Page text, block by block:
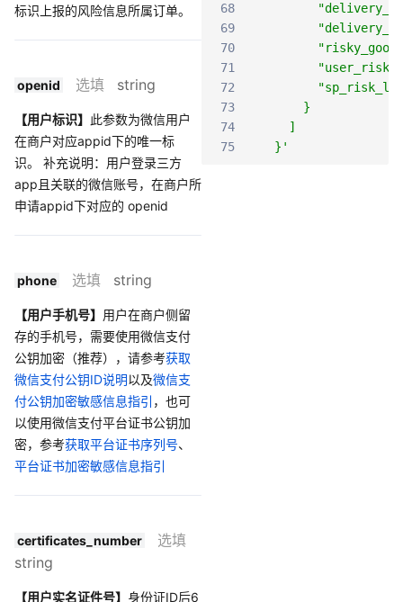
标识上报的风险信息所属订单。
openid 选填 string
【用户标识】 此参数为微信用户
在商户对应appid下的唯一标
识。 补充说明：用户登录三方
app且关联的微信账号，在商户所
申请appid下对应的 openid
phone 选填 string
【用户手机号】 用户在商户侧留
存的手机号，需要使用微信支付
公钥加密（推荐），请参考获取
微信支付公钥ID说明以及微信支
付公钥加密敏感信息指引 ，也可
以使用微信支付平台证书公钥加
密，参考获取平台证书序列号、
平台证书加密敏感信息指引
certificates_number
选填
string
【用户实名证件号】 身份证ID后6
68
69
70
71
72
73
      }
74
    ]
75
  }'